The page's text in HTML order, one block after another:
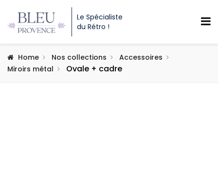
Le Spécialiste
du Rétro !
Home Nos collections
Accessoires
Miroirs métal
Ovale + cadre